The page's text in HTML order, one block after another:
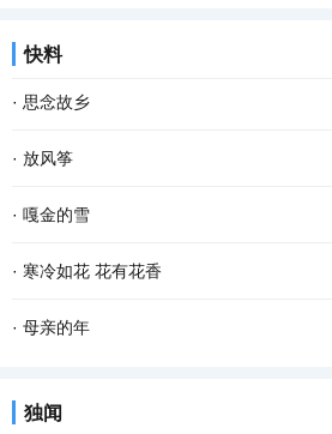
快料
· 思念故乡
回忆，那么细碎，那么悠长；故乡，那么遥
乡，自己属于谁？没有路标，哪里是归宿
乡最朴素最亲切的气息，一幕幕的景象在眼
· 放风筝
阳春三月是放风筝的好季节，歌里也唱——
满天。其实若按夏历三月，气温已经上来
了二月二龙抬头，就是外出踏青、纸鸢纷飞
· 嘎金的雪
清晨，飘落了一夜的雪花随着呦呦鹿鸣停
世界，嘎金雪地里凌乱的足迹爆露了夜的
· 寒冷如花 花有花香
只要一进院子，西厢房边上的那棵柿子树
· 母亲的年
独闻